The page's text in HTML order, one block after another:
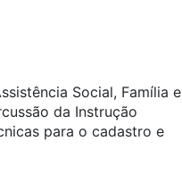
Social, Família e
da Instrução
para o cadastro e